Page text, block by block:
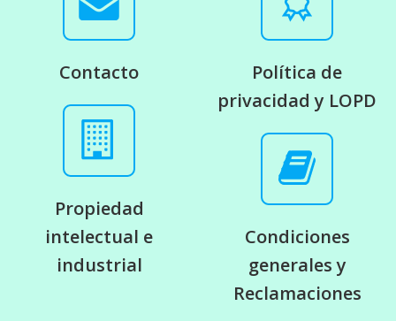
Contacto
Propiedad
intelectual e
industrial
Política de
privacidad y LOPD
Condiciones
generales y
Reclamaciones